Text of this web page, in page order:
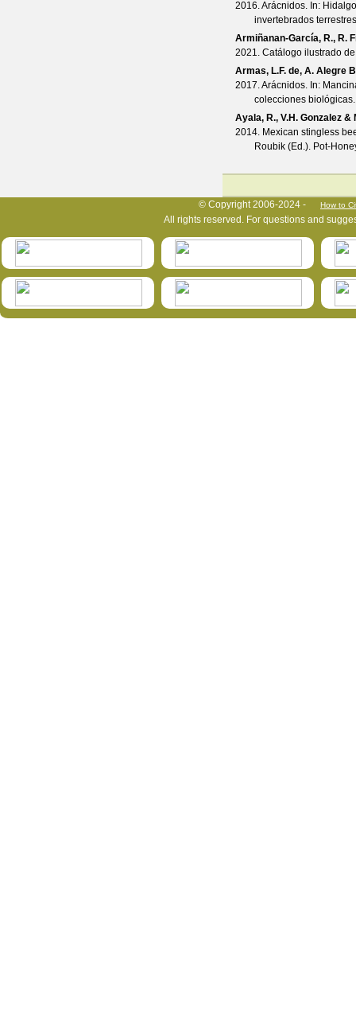
2016. Arácnidos. In:
invertebrados
Armiñanan-García, R., R.
2021. Catálogo ilustrado
Armas, L.F. de, A. Alegre
2017. Arácnidos. In:
colecciones
Ayala, R., V.H. Gonzalez &
2014. Mexican stingless
Roubik (Ed.). Pot-
© Copyright 2006-2024 - How to
All rights reserved. For questions and
HymIS projectlist